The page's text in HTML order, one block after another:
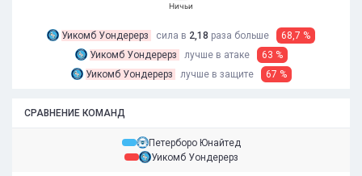
Ничьи
Уикомб Уондерерз сила в 2,18 раза больше
68,7 %
Уикомб Уондерерз
лучше в атаке
63 %
Уикомб Уондерерз
лучше в защите 67 %
СРАВНЕНИЕ КОМАНД
Петерборо Юнайтед
Уикомб Уондерерз